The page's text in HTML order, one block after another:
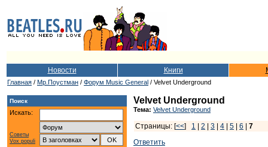
Новости Книги
Главная / Мр.Поустман / Форум Music General / Velvet Underground
Поиск
Искать:
Советы
Vox populi
Velvet Underground
Тема: Velvet Underground
Страницы: [<<] 1 2 3 4 5 6
7
Ответить